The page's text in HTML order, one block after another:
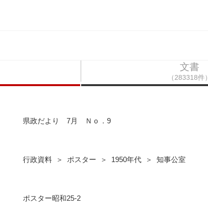
文書
（283318件）
県政だより 7月 Ｎｏ．9
行政資料 ＞ ポスター ＞ 1950年代 ＞ 知事公室
ポスター昭和25-2